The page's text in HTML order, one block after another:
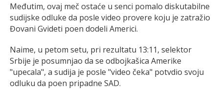
Međutim, ovaj meč ostaće u senci pomalo diskutabilne
sudijske odluke da posle video provere koju je zatražio
Đovani Gvideti poen dodeli Americi.
Naime, u petom setu, pri rezultatu 13:11, selektor
Srbije je posumnjao da se odbojkašica Amerike
"upecala", a sudija je posle "video čeka" potvdio svoju
odluku da poen pripadne SAD.